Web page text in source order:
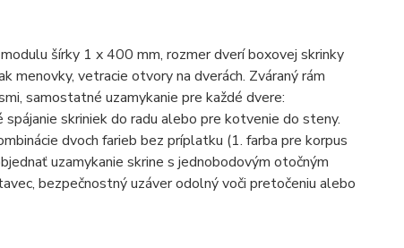
šírky 1 x 400 mm, rozmer dverí boxovej skrinky
menovky, vetracie otvory na dverách. Zváraný rám
samostatné uzamykanie pre každé dvere:
skriniek do radu alebo pre kotvenie do steny.
dvoch farieb bez príplatku (1. farba pre korpus
uzamykanie skrine s jednobodovým otočným
bezpečnostný uzáver odolný voči pretočeniu alebo